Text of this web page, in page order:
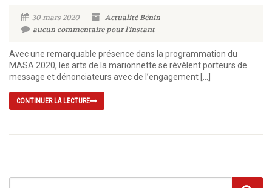
30 mars 2020 ActualitéBénin
aucun commentaire pour l'instant
Avec une remarquable présence dans la programmation du
MASA 2020, les arts de la marionnette se révèlent porteurs de
message et dénonciateurs avec de l’engagement […]
CONTINUER LA LECTURE